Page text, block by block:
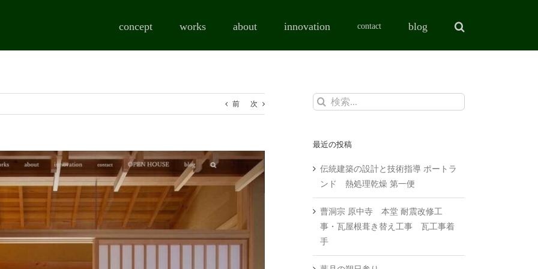
concept works about innovation contact blog
前 次
検
最近の投稿
伝統建築の設計と技術指導 ポートラ
ンド 熱処理乾燥 第一便
曹洞宗 原中寺 本堂 耐震改修工
事・瓦屋根葺き替え工事 瓦工事着
手